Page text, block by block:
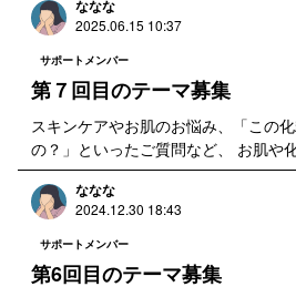
嬉しいです。 お寄せいただいたご質
がら、こちらでお答えしたり、後日
ンケアや化粧品選びのヒントとして
ななな
2025.06.15 10:37
サポートメンバー
第７回目のテーマ募集
スキンケアやお肌のお悩み、「この
の？」といったご質問など、 お肌や
な疑問を募集中です。ぜひ何でもお
嬉しいです。 お寄せいただいたご質
がら、こちらでお答えしたり、場合
スレターでスキンケアや化粧品選び
まいります。
ななな
2024.12.30 18:43
サポートメンバー
第6回目のテーマ募集